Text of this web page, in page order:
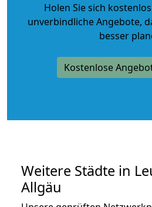
Holen Sie sich
unverbindliche Angebote,
besser
Kostenlose
Weitere Städte in
Allgäu